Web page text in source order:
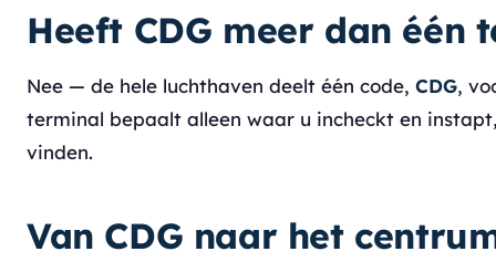
Heeft CDG meer dan één
Nee — de hele luchthaven deelt één code, CDG,
terminal bepaalt alleen waar u incheckt en
vinden.
Van CDG naar het